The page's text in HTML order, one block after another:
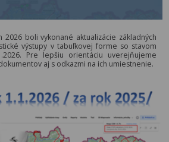
2026 boli vykonané aktualizácie základných
výstupy v tabuľkovej forme so stavom
Pre lepšiu orientáciu uverejňujeme
aj s odkazmi na ich umiestnenie.